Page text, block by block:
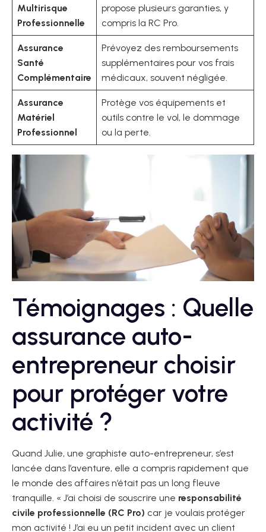
Multirisque
Professionnelle
propose plusieurs garanties, y
compris la RC Pro.
Assurance
Santé
Complémentaire
Prévoyez des remboursements
supplémentaires pour vos frais
médicaux, souvent négligée.
Assurance
Matériel
Professionnel
Protège vos équipements et
outils contre le vol, le dommage
ou la perte.
Témoignages : Quelle
assurance auto-
entrepreneur choisir
pour protéger votre
activité ?
Quand Julie, une graphiste auto-entrepreneur, s’est
lancée dans l’aventure, elle a compris rapidement que
le monde des affaires n’était pas un long fleuve
tranquille. « J’ai choisi de souscrire une responsabilité
civile professionnelle (RC Pro) car je voulais protéger
mon activité ! J’ai eu un petit incident avec un client